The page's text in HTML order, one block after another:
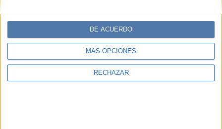
MÁS OPCIONES
RECHAZAR
DE ACUERDO